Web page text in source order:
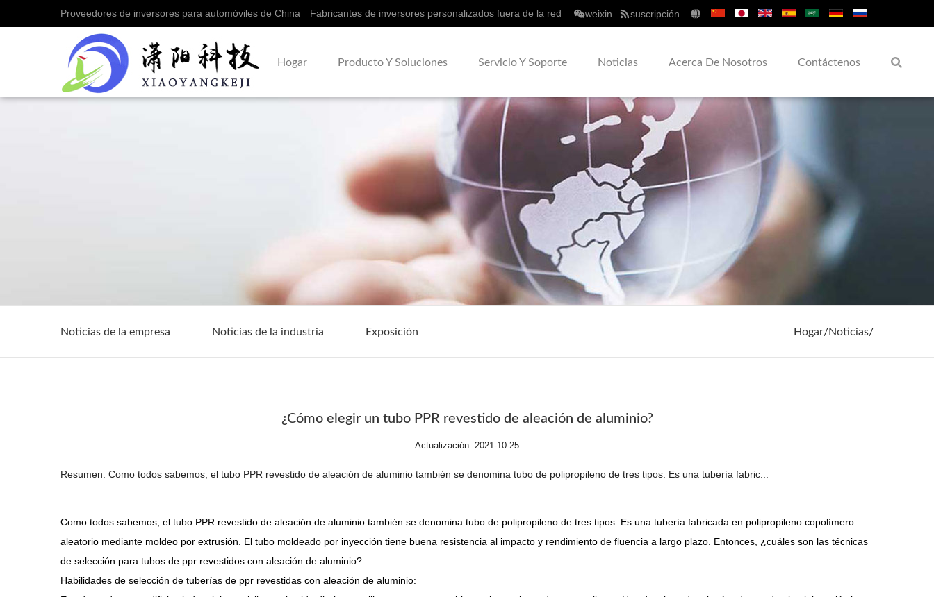
Proveedores de inversores para automóviles de China Fabricantes de inversores personalizados fuera de la red weixin suscripción
Hogar Producto Y Soluciones Servicio Y Soporte Noticias Acerca De Nosotros Contáctenos
Noticias de la empresa Noticias de la industria Exposición Hogar/Noticias/
¿Cómo elegir un tubo PPR revestido de aleación de aluminio?
Actualización: 2021-10-25
Resumen: Como todos sabemos, el tubo PPR revestido de aleación de aluminio también se denomina tubo de polipropileno de tres tipos. Es una tubería fabric...
Como todos sabemos, el tubo PPR revestido de aleación de aluminio también se denomina tubo de polipropileno de tres tipos. Es una tubería fabricada en polipropileno copolímero
aleatorio mediante moldeo por extrusión. El tubo moldeado por inyección tiene buena resistencia al impacto y rendimiento de fluencia a largo plazo. Entonces, ¿cuáles son las técnicas
de selección para tubos de ppr revestidos con aleación de aluminio?
Habilidades de selección de tuberías de ppr revestidas con aleación de aluminio: